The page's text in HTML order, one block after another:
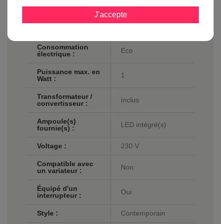
Classe : Classe 1
Norme de sécurité
IP20
Consommation
électrique :
Eco
Puissance max. en
Watt :
1
Transformateur /
convertisseur :
Inclus
Ampoule(s)
fournie(s) :
LED intégré(s)
Voltage : 230 V
Compatible avec
un variateur :
Non
Équipé d'un
interrupteur :
Oui
Style : Contemporain
J'accepte